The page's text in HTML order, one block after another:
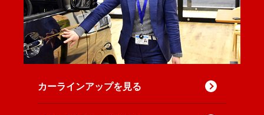
カーラインアップを見る